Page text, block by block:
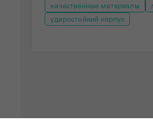
качественные материалы
ударостойкий корпус